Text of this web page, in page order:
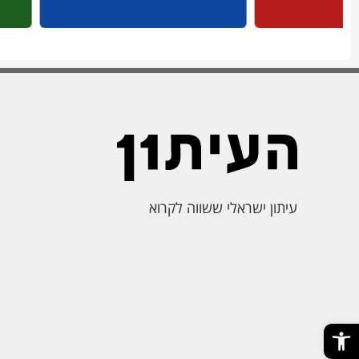
פתח סרגל נגישות
עיתון ישראלי ששווה לקרוא